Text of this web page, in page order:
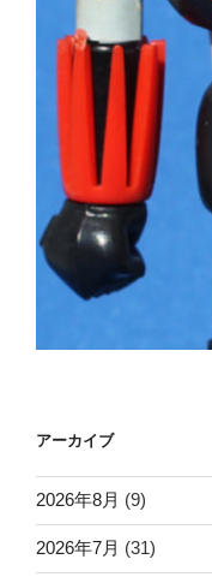
アーカイブ
2026年8月 (9)
2026年7月 (31)